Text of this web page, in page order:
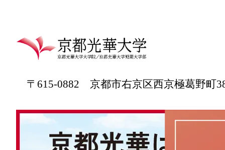
〒615-0882 京都市右京区西京極葛野町